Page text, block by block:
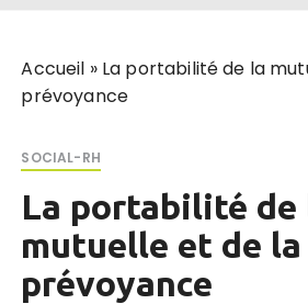
Accueil » La portabilité de la
prévoyance
SOCIAL-RH
La portabilité de
mutuelle et de la
prévoyance